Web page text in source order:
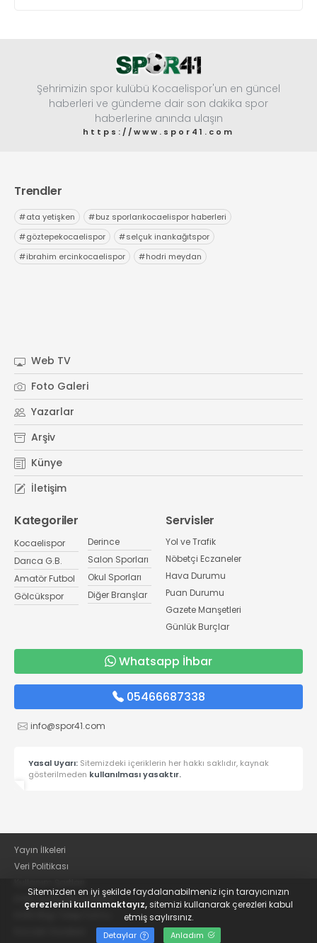
Şehrimizin spor kulübü Kocaelispor'un en güncel
haberleri ve gündeme dair son dakika spor
haberlerine anında ulaşın
https://www.spor41.com
Trendler
#ata yetişken #buz sporlarıkocaelispor haberleri
#göztepekocaelispor #selçuk inankağıtspor
#ibrahim ercinkocaelispor #hodri meydan
Web TV
Foto Galeri
Yazarlar
Arşiv
Künye
İletişim
Kategoriler
Kocaelispor
Darıca G.B.
Amatör Futbol
Gölcükspor
Derince
Salon Sporları
Okul Sporları
Diğer Branşlar
Servisler
Yol ve Trafik
Nöbetçi Eczaneler
Hava Durumu
Puan Durumu
Gazete Manşetleri
Günlük Burçlar
Whatsapp İhbar
05466687338
info@spor41.com
Yasal Uyarı: Sitemizdeki içeriklerin her hakkı saklıdır, kaynak
gösterilmeden kullanılması yasaktır.
Yayın İlkeleri
Veri Politikası
KVKK Aydınlatma Metni
Sitemizden en iyi şekilde faydalanabilmeniz için tarayıcınızın
çerezlerini kullanmaktayız,sitemizi kullanarak çerezleri kabul
etmiş saylırsınız.
Detaylar Anladım